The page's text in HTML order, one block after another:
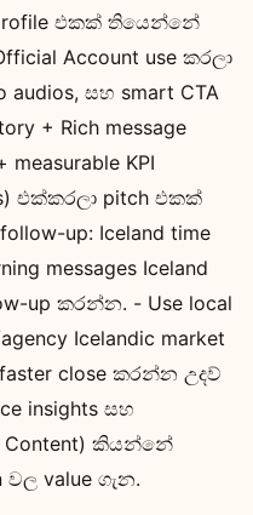
profile එකක් තියෙන්නේ
Account use කරලා
audios, සහ smart CTA
+ Rich message
KPI
එක්කරලා pitch එකක්
up: Iceland time
messages Iceland
up කරන්න. - Use local
Icelandic market
close කරන්න උදව්
insights සහ
Content) කියන්නේ
වල value ගැන.